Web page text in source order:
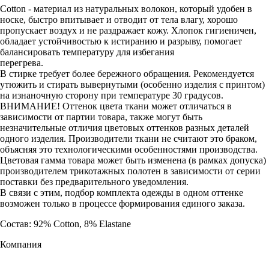
Cotton - материал из натуральных волокон, который удобен в
носке, быстро впитывает и отводит от тела влагу, хорошо
пропускает воздух и не раздражает кожу. Хлопок гигиеничен,
обладает устойчивостью к истиранию и разрыву, помогает
балансировать температуру для избегания
перегрева.
В стирке требует более бережного обращения. Рекомендуется
утюжить и стирать вывернутыми (особенно изделия с принтом)
на изнаночную сторону при температуре 30 градусов.
ВНИМАНИЕ! Оттенок цвета ткани может отличаться в
зависимости от партии товара, также могут быть
незначительные отличия цветовых оттенков разных деталей
одного изделия. Производители ткани не считают это браком,
объясняя это технологическими особенностями производства.
Цветовая гамма товара может быть изменена (в рамках допуска)
производителем трикотажных полотен в зависимости от серии
поставки без предварительного уведомления.
В связи с этим, подбор комплекта одежды в одном оттенке
возможен только в процессе формирования единого заказа.
Состав: 92% Cotton, 8% Elastane
Компания